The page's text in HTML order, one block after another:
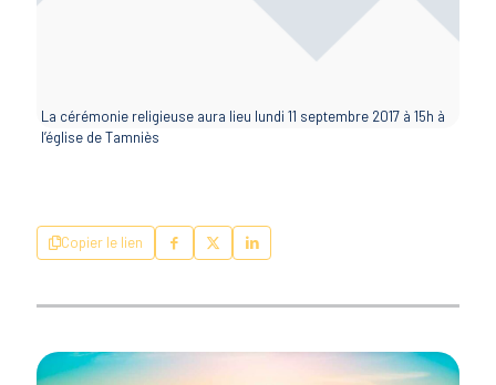
La cérémonie religieuse aura lieu lundi 11 septembre 2017 à 15h à
l’église de Tamniès
Copier le lien